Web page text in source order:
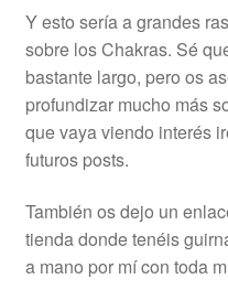
Y esto sería a grandes
sobre los Chakras. Sé
bastante largo, pero os
profundizar mucho más
que vaya viendo interés
futuros posts.
También os dejo un
tienda donde tenéis
a mano por mí con toda